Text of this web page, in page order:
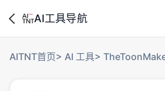
AI工具导航
AITNT首页> AI 工具>